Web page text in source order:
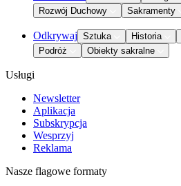
Rozwój Duchowy
Sakramenty
Odkrywaj Sztuka Historia
Podróż
Obiekty sakralne
Usługi
Newsletter
Aplikacja
Subskrypcja
Wesprzyj
Reklama
Nasze flagowe formaty